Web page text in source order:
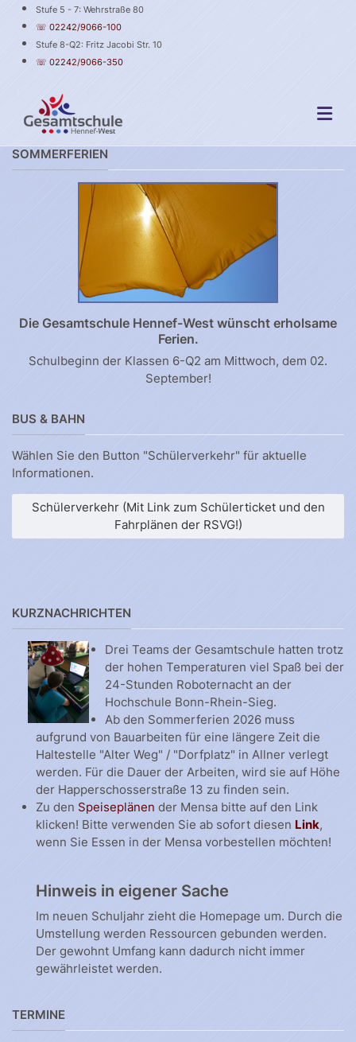
Stufe 5 - 7: Wehrstraße 80
☏ 02242/9066-100
Stufe 8-Q2: Fritz Jacobi Str. 10
☏ 02242/9066-350
SOMMERFERIEN
Die Gesamtschule Hennef-West wünscht erholsame
Ferien.
Schulbeginn der Klassen 6-Q2 am Mittwoch, dem 02.
September!
BUS & BAHN
Wählen Sie den Button "Schülerverkehr" für aktuelle
Informationen.
Schülerverkehr (Mit Link zum Schülerticket und den
Fahrplänen der RSVG!)
KURZNACHRICHTEN
Drei Teams der Gesamtschule hatten trotz
der hohen Temperaturen viel Spaß bei der
24-Stunden Roboternacht an der
Hochschule Bonn-Rhein-Sieg.
Ab den Sommerferien 2026 muss
aufgrund von Bauarbeiten für eine längere Zeit die
Haltestelle "Alter Weg" / "Dorfplatz" in Allner verlegt
werden. Für die Dauer der Arbeiten, wird sie auf Höhe
der Happerschosserstraße 13 zu finden sein.
Zu den Speiseplänen der Mensa bitte auf den Link
klicken! Bitte verwenden Sie ab sofort diesen Link,
wenn Sie Essen in der Mensa vorbestellen möchten!
Hinweis in eigener Sache
Im neuen Schuljahr zieht die Homepage um. Durch die
Umstellung werden Ressourcen gebunden werden.
Der gewohnt Umfang kann dadurch nicht immer
gewährleistet werden.
TERMINE